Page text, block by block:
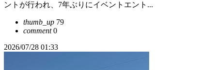
ントが行われ、7年ぶりにイベントエント...
thumb_up 79
comment0
2026/07/28 01:33